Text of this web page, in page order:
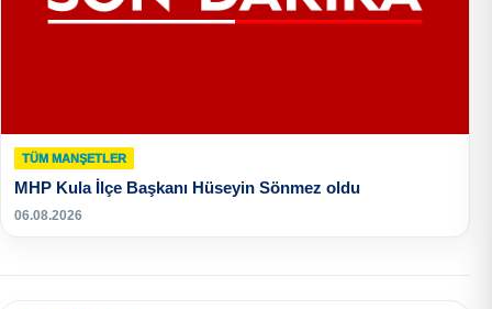
TÜM MANŞETLER
MHP Kula İlçe Başkanı Hüseyin Sönmez oldu
06.08.2026